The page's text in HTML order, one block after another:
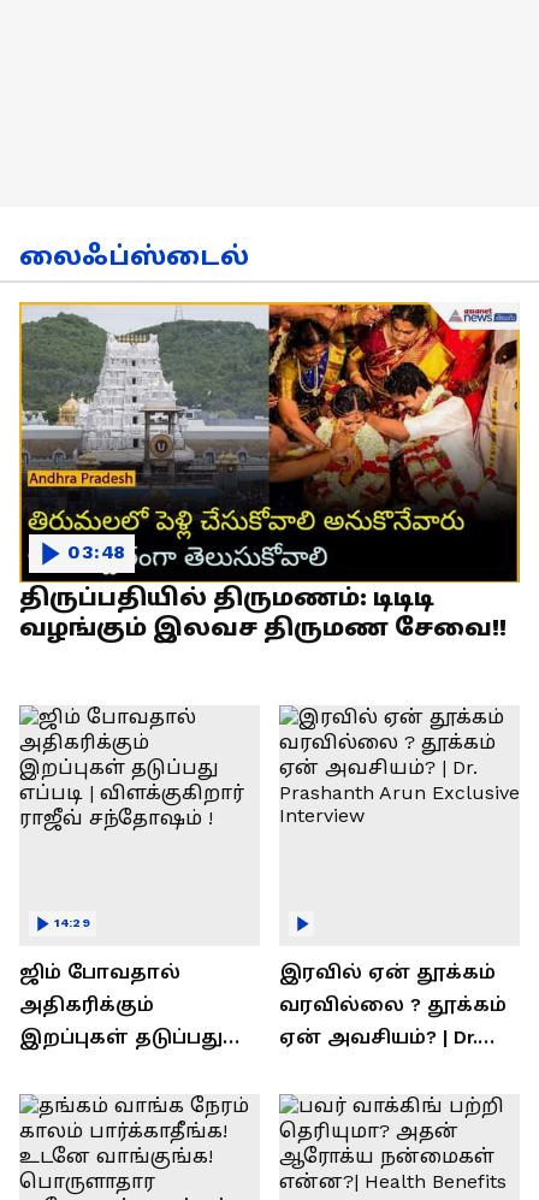
லைஃப்ஸ்டைல்
திருப்பதியில் திருமணம்: டிடிடி
வழங்கும் இலவச திருமண சேவை!!
03:48
ஜிம் போவதால்
அதிகரிக்கும்
இறப்புகள் தடுப்பது
ராஜீவ் சந்தோஷம் !
14:29
இரவில் ஏன் தூக்கம்
வரவில்லை ? தூக்கம்
ஏன் அவசியம்? | Dr.
Interview